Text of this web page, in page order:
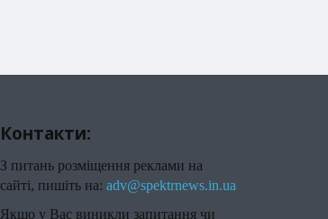
Контакти:
З питань розміщення реклами на
сайті, пишіть на: adv@spektrnews.in.ua
Якщо у Вас виникли запитання чи